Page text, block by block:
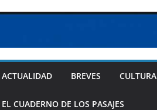
ACTUALIDAD BREVES CULTURA
EL CUADERNO DE LOS PASAJES